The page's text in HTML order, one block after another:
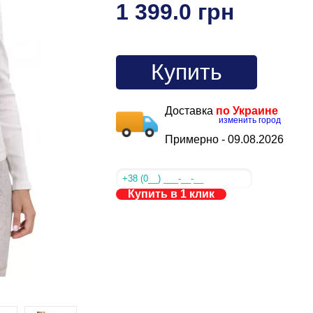
1 399.0 грн
Купить
Доставка по Украине
изменить город
Примерно - 09.08.2026
Купить в 1 клик